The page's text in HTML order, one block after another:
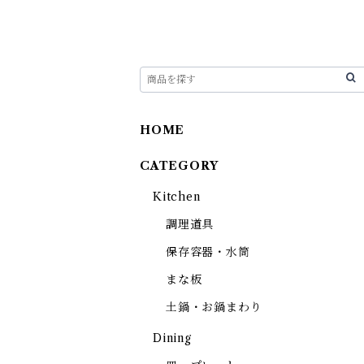
HOME
CATEGORY
Kitchen
調理道具
保存容器・水筒
まな板
土鍋・お鍋まわり
Dining